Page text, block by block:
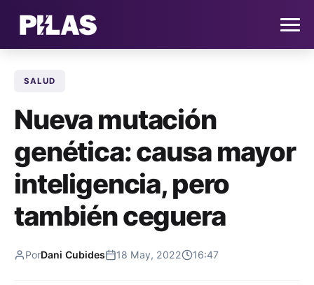
NOTICIAS
QUIÉNES SOMOS
CONTACTO
SUSCRÍBETE
SALUD
Nueva mutación
genética: causa mayor
inteligencia, pero
también ceguera
PorDani Cubides 18 May, 2022 16:47